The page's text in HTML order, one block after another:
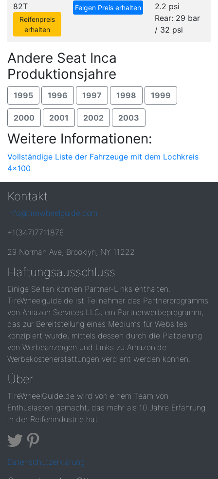
82T
Reifenpreis
erhalten
Felgen Preis erhalten
2.2 psi
Rear: 29 bar
/ 32 psi
Andere Seat Inca
Produktionsjahre
1995 1996 1997 1998 1999
2000 2001 2002 2003
Weitere Informationen:
Vollständige Liste der Fahrzeuge mit dem Lochkreis
4x100
Kontakt
info@tirewheelguide.com
+1(347)7711876
29 Norman Ave, Brooklyn, NY 11222
Haftungsausschluss
Einige Seiten können Partner-Links enthalten.
TireWheelguide.de ist Teilnehmer des Partnerprogramms
von Amazon Services LLC, ein Partnerwerbeprogramm,
das zur Bereitstellung eines Mediums für Websites
konzipiert wurde, mittels dessen durch die Platzierung
von Werbeanzeigen und Links zu Amazon.de
Werbekostenerstattungen verdient werden können.
Über
TireWheelGuide.de wird von einem Team von
Enthusiasten gemacht, das mehr als 10 Jahre Erfahrung
in der Reifenindustrie hat
Datenschutzerklärung